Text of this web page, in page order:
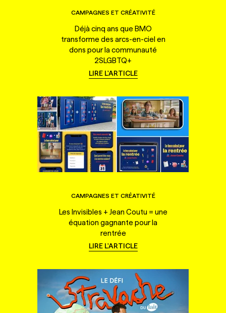
CAMPAGNES ET CRÉATIVITÉ
Déjà cinq ans que BMO
transforme des arcs-en-ciel en
dons pour la communauté
2SLGBTQ+
LIRE L'ARTICLE
CAMPAGNES ET CRÉATIVITÉ
Les Invisibles + Jean Coutu = une
équation gagnante pour la
rentrée
LIRE L'ARTICLE